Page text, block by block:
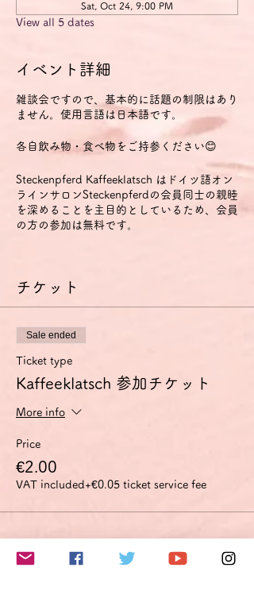
Sat, Oct 24, 9:00 PM
View all 5 dates
イベント詳細
雑談会ですので、基本的に話題の制限はあり
ません。使用言語は日本語です。
各自飲み物・食べ物をご持参ください😊
Steckenpferd Kaffeeklatsch はドイツ語オン
ラインサロンSteckenpferdの会員同士の親睦
を深めることを主目的としているため、会員
の方の参加は無料です。
だきます。
チケット
Sale ended
Ticket type
Kaffeeklatsch 参加チケット
More info
Price
€2.00
VAT included+€0.05 ticket service fee
このイベントをシェア